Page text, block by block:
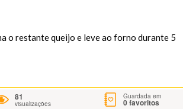
o restante queijo e leve ao forno durante 5
81
visualizações
Guardada em
0favoritos